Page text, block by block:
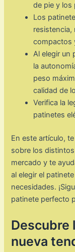
de pie y los
Los
resistencia,
compactos
Al elegir un
la
peso
calidad de
Verifica la
patinetes
En este artículo,
sobre los
mercado y te
al elegir el
necesidades.
patinete perfecto
Descubre
nueva